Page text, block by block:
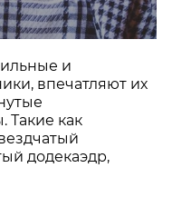
и
впечатляют их
как
додекаэдр,